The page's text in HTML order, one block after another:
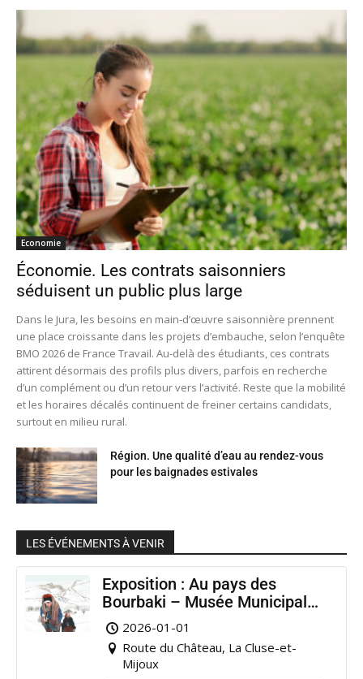
Economie
Économie. Les contrats saisonniers
séduisent un public plus large
Dans le Jura, les besoins en main-d’œuvre saisonnière prennent
une place croissante dans les projets d’embauche, selon l’enquête
BMO 2026 de France Travail. Au-delà des étudiants, ces contrats
attirent désormais des profils plus divers, parfois en recherche
d’un complément ou d’un retour vers l’activité. Reste que la mobilité
et les horaires décalés continuent de freiner certains candidats,
surtout en milieu rural.
Région. Une qualité d’eau au rendez-vous
pour les baignades estivales
LES ÉVÉNEMENTS À VENIR
Exposition : Au pays des
Bourbaki – Musée Municipal
Pontarlier
2026-01-01
Route du Château, La Cluse-et-
Mijoux